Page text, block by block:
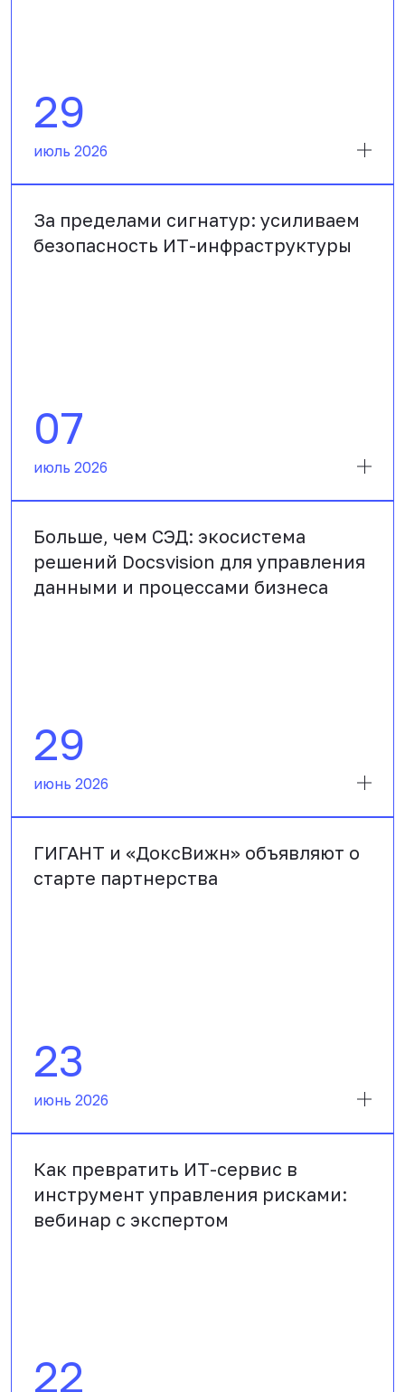
29
июль 2026
За пределами сигнатур: усиливаем
безопасность ИТ-инфраструктуры
07
июль 2026
Больше, чем СЭД: экосистема
решений Docsvision для управления
данными и процессами бизнеса
29
июнь 2026
ГИГАНТ и «ДоксВижн» объявляют о
старте партнерства
23
июнь 2026
Как превратить ИТ-сервис в
инструмент управления рисками:
вебинар с экспертом
22